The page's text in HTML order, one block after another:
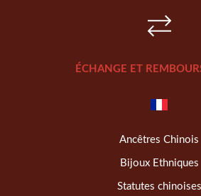
ÉCHANGE ET
Ancêtres Chinois
Bijoux Ethniques
Statutes chinoises